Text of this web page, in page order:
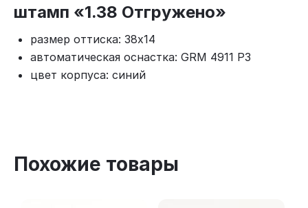
штамп «1.38 Отгружено»
размер оттиска: 38x14
автоматическая оснастка: GRM 4911 P3
цвет корпуса: синий
Похожие товары